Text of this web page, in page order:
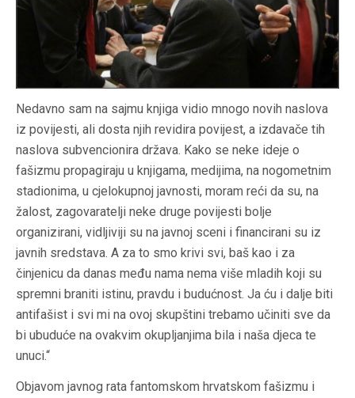
Nedavno sam na sajmu knjiga vidio mnogo novih naslova
iz povijesti, ali dosta njih revidira povijest, a izdavače tih
naslova subvencionira država. Kako se neke ideje o
fašizmu propagiraju u knjigama, medijima, na nogometnim
stadionima, u cjelokupnoj javnosti, moram reći da su, na
žalost, zagovaratelji neke druge povijesti bolje
organizirani, vidljiviji su na javnoj sceni i financirani su iz
javnih sredstava. A za to smo krivi svi, baš kao i za
činjenicu da danas među nama nema više mladih koji su
spremni braniti istinu, pravdu i budućnost. Ja ću i dalje biti
antifašist i svi mi na ovoj skupštini trebamo učiniti sve da
bi ubuduće na ovakvim okupljanjima bila i naša djeca te
unuci.“
Objavom javnog rata fantomskom hrvatskom fašizmu i